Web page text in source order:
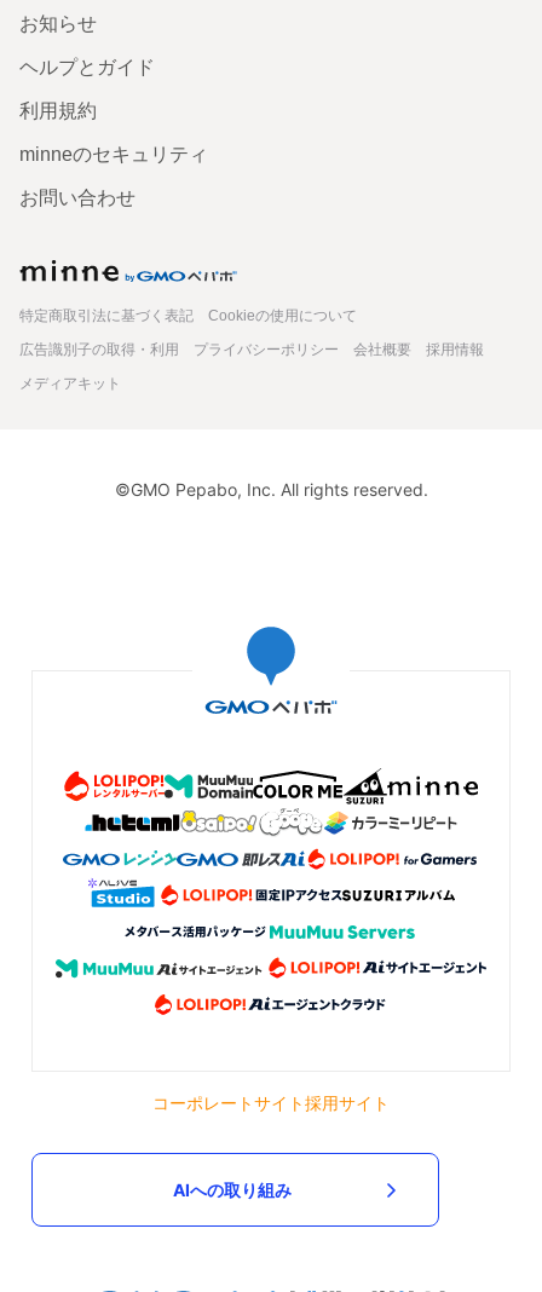
お知らせ
ヘルプとガイド
利用規約
minneのセキュリティ
お問い合わせ
特定商取引法に基づく表記
Cookieの使用について
広告識別子の取得・利用
プライバシーポリシー 会社概要
採用情報
メディアキット
©GMO Pepabo, Inc. All rights reserved.
コーポレートサイト採用サイト
AIへの取り組み